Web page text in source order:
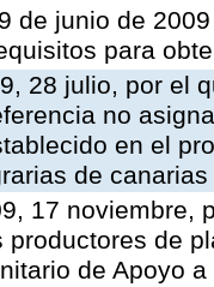
de junio de
para
28 julio, por el
no
en el
de canarias
17 noviembre,
productores de
de Apoyo